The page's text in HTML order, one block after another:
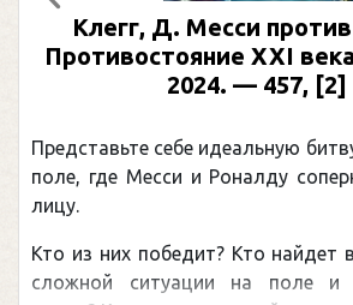
Клегг, Д. Месси
Противостояние XXI
2024. — 457, [2]
Представьте себе идеальную
поле, где Месси и Роналду
лицу.
Кто из них победит? Кто найдет
сложной ситуации на поле и
Предыдущий